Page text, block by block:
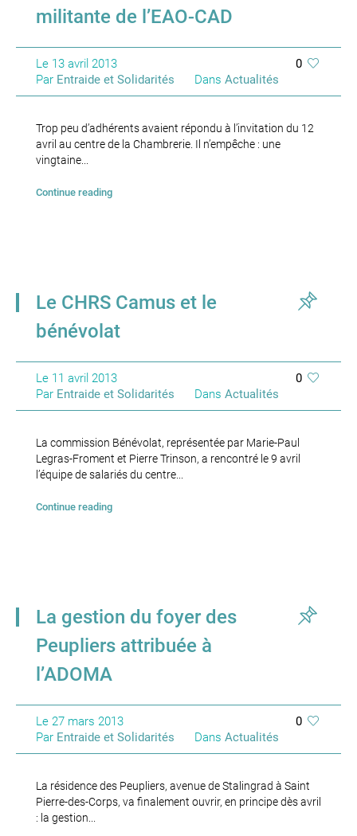
militante de l’EAO-CAD
0
Le 13 avril 2013
Par Entraide et Solidarités Dans Actualités
Trop peu d’adhérents avaient répondu à l’invitation du 12
avril au centre de la Chambrerie. Il n’empêche : une
vingtaine...
Continue reading
Le CHRS Camus et le
bénévolat
0
Le 11 avril 2013
Par Entraide et Solidarités Dans Actualités
La commission Bénévolat, représentée par Marie-Paul
Legras-Froment et Pierre Trinson, a rencontré le 9 avril
l’équipe de salariés du centre...
Continue reading
La gestion du foyer des
Peupliers attribuée à
l’ADOMA
0
Le 27 mars 2013
Par Entraide et Solidarités Dans Actualités
La résidence des Peupliers, avenue de Stalingrad à Saint
Pierre-des-Corps, va finalement ouvrir, en principe dès avril
: la gestion...